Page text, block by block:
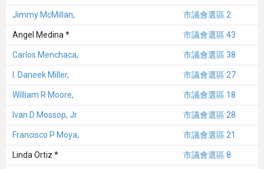
Jimmy McMillan, 市議會選區 2
Angel Medina * 市議會選區 43
Carlos Menchaca, 市議會選區 38
I. Daneek Miller, 市議會選區 27
William R Moore, 市議會選區 18
Ivan D Mossop, Jr 市議會選區 28
Francisco P Moya, 市議會選區 21
Linda Ortiz * 市議會選區 8